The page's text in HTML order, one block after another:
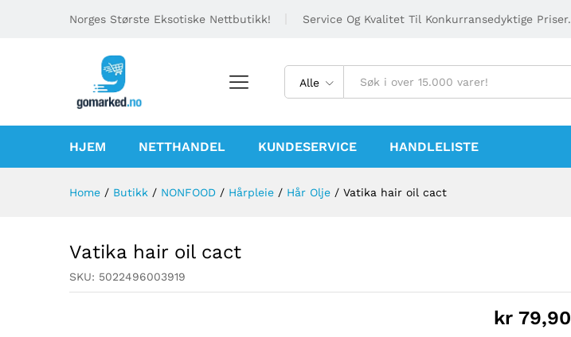
Norges Største Eksotiske Nettbutikk! Service Og Kvalitet Til Konkurransedyktige Priser.
Alle
HJEM NETTHANDEL KUNDESERVICE HANDLELISTE
Home / Butikk / NONFOOD / Hårpleie / Hår Olje / Vatika hair oil cact
Vatika hair oil cact
SKU: 5022496003919
kr 79,90